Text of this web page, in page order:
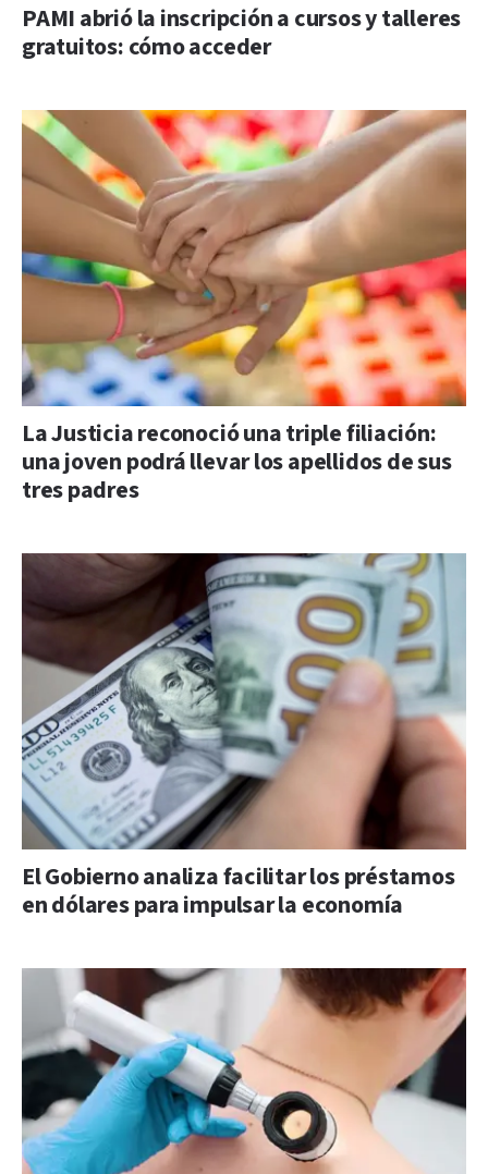
PAMI abrió la inscripción a cursos y talleres
gratuitos: cómo acceder
La Justicia reconoció una triple filiación:
una joven podrá llevar los apellidos de sus
tres padres
El Gobierno analiza facilitar los préstamos
en dólares para impulsar la economía